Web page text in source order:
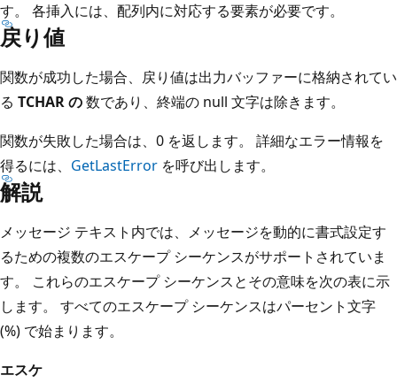
す。 各挿入には、配列内に対応する要素が必要です。
戻り値
関数が成功した場合、戻り値は出力バッファーに格納されてい
る TCHAR の数であり、終端の null 文字は除きます。
関数が失敗した場合は、0 を返します。 詳細なエラー情報を
得るには、 GetLastError を呼び出します。
解説
メッセージ テキスト内では、メッセージを動的に書式設定す
るための複数のエスケープ シーケンスがサポートされていま
す。 これらのエスケープ シーケンスとその意味を次の表に示
します。 すべてのエスケープ シーケンスはパーセント文字
(%) で始まります。
エスケ